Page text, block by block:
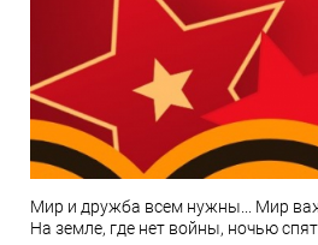
Мир и дружба всем нужны... Мир
На земле, где нет войны, ночью